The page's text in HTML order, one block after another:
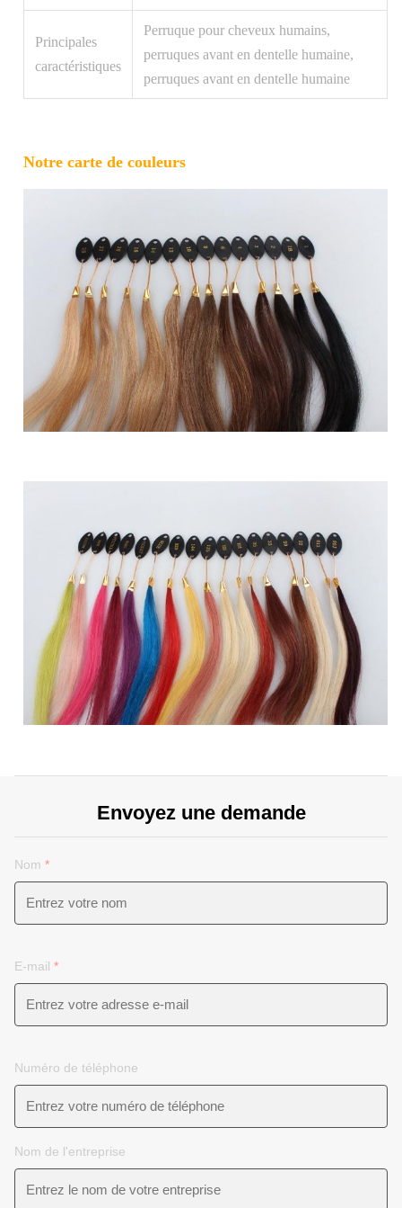
Principales
caractéristiques
Perruque pour cheveux humains,
perruques avant en dentelle humaine,
perruques avant en dentelle humaine
Notre carte de couleurs
Envoyez une demande
Nom *
E-mail *
Numéro de téléphone
Nom de l'entreprise